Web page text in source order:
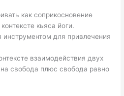
как соприкосновение
кьяса йоги.
инструментом для привлечения
взаимодействия двух
свобода плюс свобода равно